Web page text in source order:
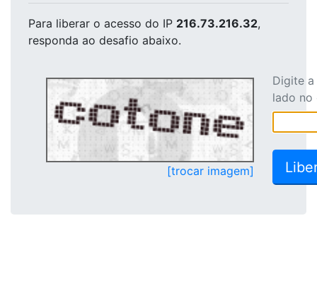
Para liberar o acesso do IP 216.73.216.32,
responda ao desafio abaixo.
[trocar imagem]
Digite
lado no